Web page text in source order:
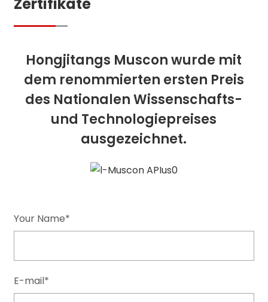
Zertifikate
Hongjitangs Muscon wurde mit
dem renommierten ersten Preis
des Nationalen Wissenschafts-
und Technologiepreises
ausgezeichnet.
Your Name*
E-mail*